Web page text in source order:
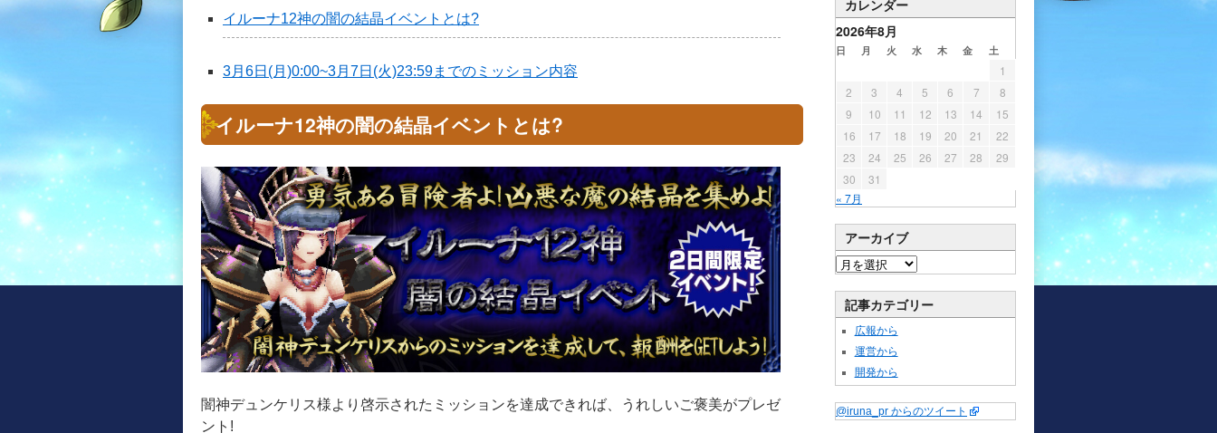
イルーナ12神の闇の結晶イベントとは?
3月6日(月)0:00~3月7日(火)23:59までのミッション内容
イルーナ12神の闇の結晶イベントとは?
闇神デュンケリス様より啓示されたミッションを達成できれば、うれしいご褒美がプレゼ
ント!
カレンダー
2026年8月
日 月 火 水 木 金 土
« 7月
1
2
3 4 5 6 7
8
9
10 11 12 13 14
15
16
17 18 19 20 21
22
23
24 25 26 27 28
29
30
31
アーカイブ
記事カテゴリー
広報から
運営から
開発から
@iruna_pr からのツイート